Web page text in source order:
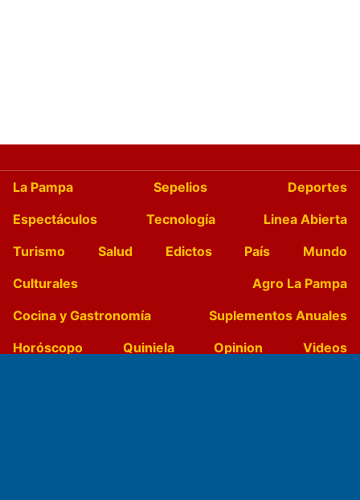
La Pampa Sepelios
Deportes
Espectáculos
Tecnología
Linea Abierta
Turismo
Salud Edictos País
Mundo
Culturales
Agro La Pampa
Cocina y Gastronomía
Suplementos Anuales
Horóscopo
Quiniela Opinion
Videos